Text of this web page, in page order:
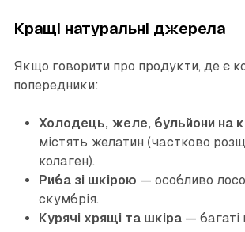
Кращі натуральні джерела
Якщо говорити про продукти, де є
попередники:
Холодець, желе, бульйони на
містять желатин (частково
колаген).
Риба зі шкірою — особливо
скумбрія.
Курячі хрящі та шкіра— багаті